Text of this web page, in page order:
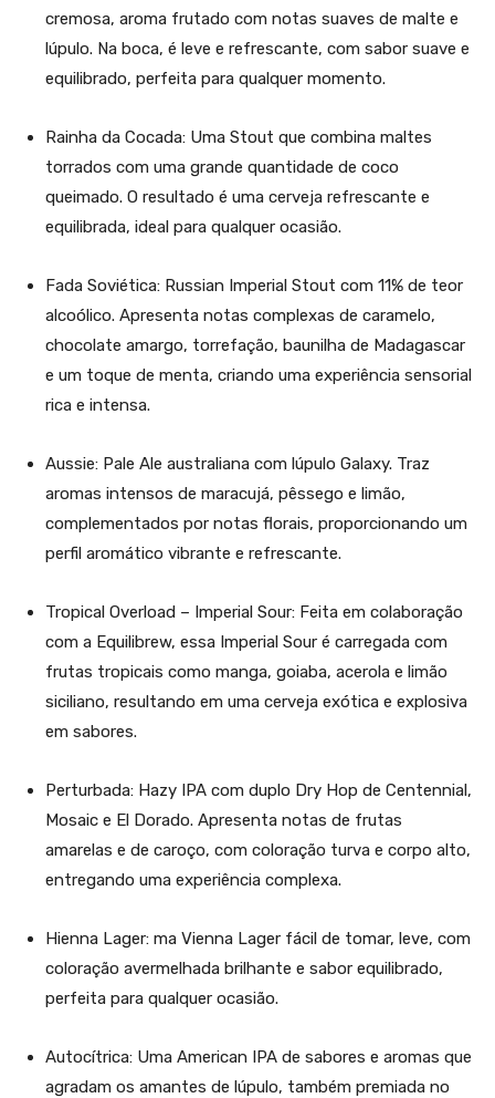
cremosa, aroma frutado com notas suaves de malte e
lúpulo. Na boca, é leve e refrescante, com sabor suave e
equilibrado, perfeita para qualquer momento.
Rainha da Cocada: Uma Stout que combina maltes
torrados com uma grande quantidade de coco
queimado. O resultado é uma cerveja refrescante e
equilibrada, ideal para qualquer ocasião.
Fada Soviética: Russian Imperial Stout com 11% de teor
alcoólico. Apresenta notas complexas de caramelo,
chocolate amargo, torrefação, baunilha de Madagascar
e um toque de menta, criando uma experiência sensorial
rica e intensa.
Aussie: Pale Ale australiana com lúpulo Galaxy. Traz
aromas intensos de maracujá, pêssego e limão,
complementados por notas florais, proporcionando um
perfil aromático vibrante e refrescante.
Tropical Overload – Imperial Sour: Feita em colaboração
com a Equilibrew, essa Imperial Sour é carregada com
frutas tropicais como manga, goiaba, acerola e limão
siciliano, resultando em uma cerveja exótica e explosiva
em sabores.
Perturbada: Hazy IPA com duplo Dry Hop de Centennial,
Mosaic e El Dorado. Apresenta notas de frutas
amarelas e de caroço, com coloração turva e corpo alto,
entregando uma experiência complexa.
Hienna Lager: ma Vienna Lager fácil de tomar, leve, com
coloração avermelhada brilhante e sabor equilibrado,
perfeita para qualquer ocasião.
Autocítrica: Uma American IPA de sabores e aromas que
agradam os amantes de lúpulo, também premiada no